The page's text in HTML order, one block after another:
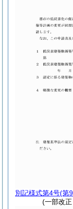
別記様式第4号(第
(一部改